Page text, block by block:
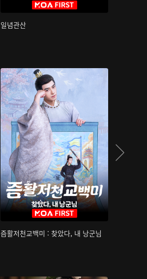
일념관산
즘활저천교백미 : 찾았다, 내 낭군님